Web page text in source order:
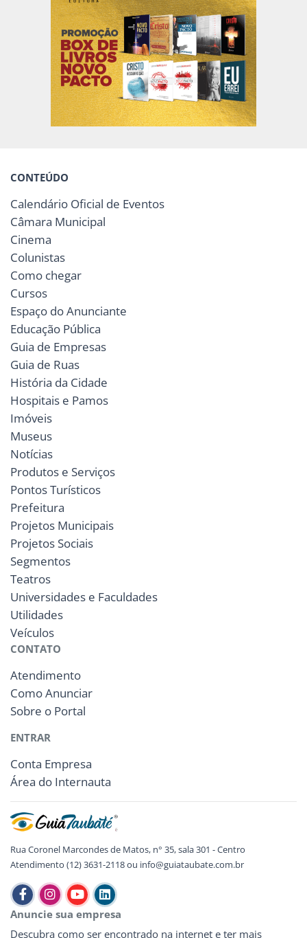
CONTEÚDO
Calendário Oficial de Eventos
Câmara Municipal
Cinema
Colunistas
Como chegar
Cursos
Espaço do Anunciante
Educação Pública
Guia de Empresas
Guia de Ruas
História da Cidade
Hospitais e Pamos
Imóveis
Museus
Notícias
Produtos e Serviços
Pontos Turísticos
Prefeitura
Projetos Municipais
Projetos Sociais
Segmentos
Teatros
Universidades e Faculdades
Utilidades
Veículos
CONTATO
Atendimento
Como Anunciar
Sobre o Portal
ENTRAR
Conta Empresa
Área do Internauta
Rua Coronel Marcondes de Matos, n° 35, sala 301 - Centro
Atendimento (12) 3631-2118 ou info@guiataubate.com.br
Anuncie sua empresa
Descubra como ser encontrado na internet e ter mais